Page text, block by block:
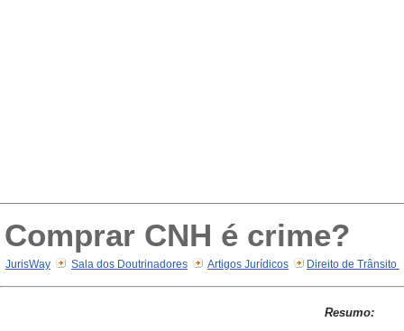
Comprar CNH é crime?
JurisWay Sala dos Doutrinadores Artigos Jurídicos Direito de Trânsito
Resumo: